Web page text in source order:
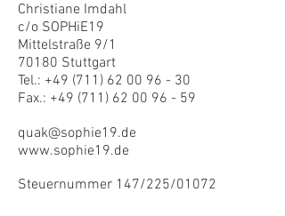
Christiane Imdahl
c/o SOPHiE19
Mittelstraße 9/1
70180 Stuttgart
Tel.: +49 (711) 62 00 96 - 30
Fax.: +49 (711) 62 00 96 - 59
quak@sophie19.de
www.sophie19.de
Steuernummer 147/225/01072